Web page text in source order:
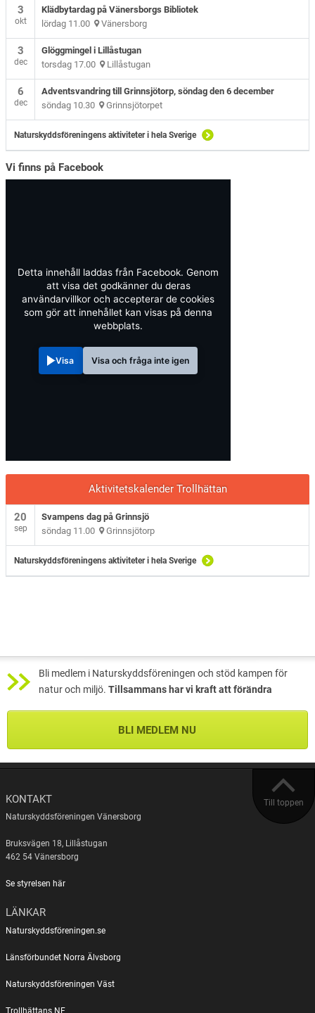
3
okt
Klädbytardag på Vänersborgs Bibliotek
lördag 11.00 Vänersborg
3
dec
Glöggmingel i Lillåstugan
torsdag 17.00 Lillåstugan
6
dec
Adventsvandring till Grinnsjötorp, söndag den 6 december
söndag 10.30 Grinnsjötorpet
Naturskyddsföreningens aktiviteter i hela Sverige
Vi finns på Facebook
Detta innehåll laddas från Facebook. Genom
att visa det godkänner du deras
användarvillkor och accepterar de cookies
som gör att innehållet kan visas på denna
webbplats.
Visa Visa och fråga inte igen
Aktivitetskalender Trollhättan
20
sep
Svampens dag på Grinnsjö
söndag 11.00 Grinnsjötorp
Naturskyddsföreningens aktiviteter i hela Sverige
Bli medlem i Naturskyddsföreningen och stöd kampen för
natur och miljö. Tillsammans har vi kraft att förändra
BLI MEDLEM NU
Till toppen
KONTAKT
Naturskyddsföreningen Vänersborg
Bruksvägen 18, Lillåstugan
462 54 Vänersborg
Se styrelsen här
LÄNKAR
Naturskyddsföreningen.se
Länsförbundet Norra Älvsborg
Naturskyddsföreningen Väst
Trollhättans NF